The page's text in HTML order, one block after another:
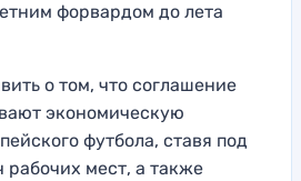
форвардом до лета
о том, что соглашение
экономическую
футбола, ставя под
рабочих мест, а также